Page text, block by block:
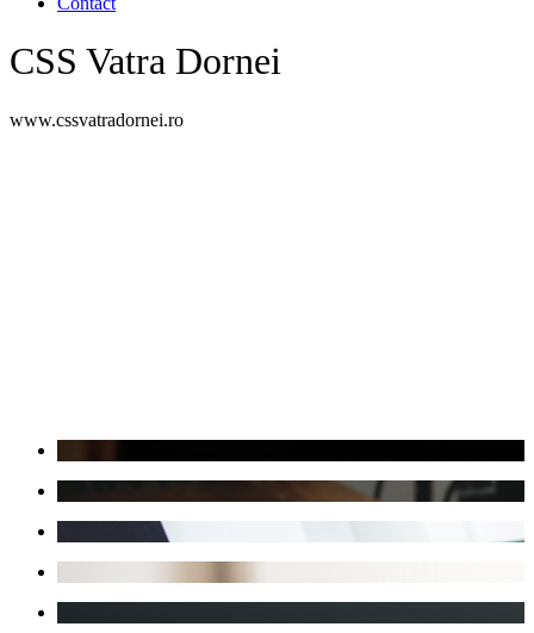
CSS Vatra Dornei
www.cssvatradornei.ro